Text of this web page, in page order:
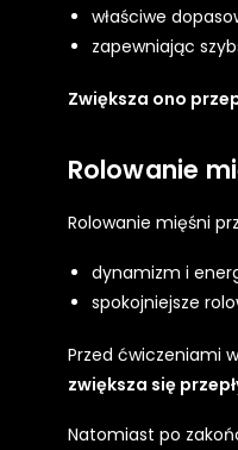
właściwe
zapewniając
Zwiększa ono
Rolowanie
Rolowanie mięśni
dynamizm i
spokojniejsze
Przed ćwiczeniami
zwiększa się
Natomiast po